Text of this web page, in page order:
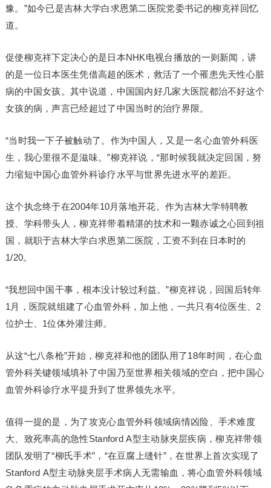
豫。”如今已是吉林大学白求恩第二医院党委书记的柳克祥回忆
道。
促使柳克祥下定决心的是日本NHK电视台播放的一则新闻，讲
的是一位日本医生凭借高超的医术，救活了一个罹患先天性心脏
病的中国女孩。其中说道，中国国内好几家大医院都治不好这个
女孩的病，声言已经超过了中国当时的治疗界限。
“当时我一下子被触动了。作为中国人，又是一名心血管外科医
生，我心里很不是滋味。”柳克祥说，“那时候我就决定回国，努
力缩短中国心血管外科诊疗水平与世界先进水平的差距。
这个执念终于在2004年10月落地开花。作为吉林大学特聘教
授、学科带头人，柳克祥带着精湛的技术和一颗赤诚之心回到祖
国，就职于吉林大学白求恩第二医院，工资不到在日本时的
1/20。
“我想回中国干事，根本没计较过利益。”柳克祥说，回国后转年
1月，医院就组建了心血管外科，加上他，一共只有4位医生、2
位护士、1位体外灌注师。
从这“七八条枪”开始，柳克祥和他的团队用了18年时间，在心血
管外科关键领域填补了中国乃至世界相关领域的空白，把中国心
血管外科诊疗水平提升到了世界领先水平。
值得一提的是，为了攻克心血管外科领域病情凶险、手术难度
大、致死率高的急性Stanford A型主动脉夹层疾病，柳克祥带领
团队发明了“柳氏手术”，“在豆腐上缝针”，在世界上首次实现了
Stanford A型主动脉夹层手术病人无需输血，将心血管外科领域